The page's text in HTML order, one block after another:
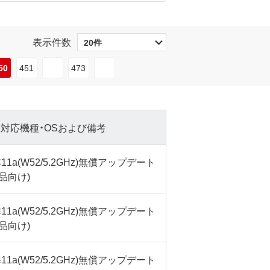
表示件数
451 473
対応機種・OSおよび備考
5.2GHz)無償アップデート
向け)
5.2GHz)無償アップデート
向け)
5.2GHz)無償アップデート